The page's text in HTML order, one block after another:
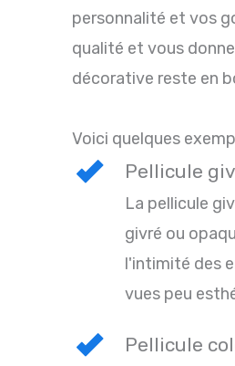
personnalité et vos
qualité et vous
décorative reste en
Voici quelques
Pellicule
La pellicule
givré ou
l'intimité des
vues peu
Pellicule